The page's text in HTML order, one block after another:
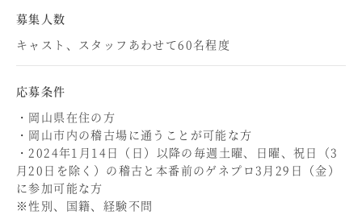
募集人数
キャスト、スタッフあわせて60名程度
応募条件
・岡山県在住の方
・岡山市内の稽古場に通うことが可能な方
・2024年1月14日（日）以降の毎週土曜、日曜、祝日（3
月20日を除く）の稽古と本番前のゲネプロ3月29日（金）
に参加可能な方
※性別、国籍、経験不問